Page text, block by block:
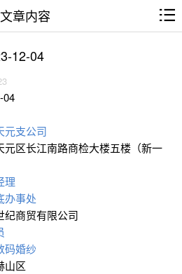
文章内容
12-04
04
元支公司
区长江南路商检大楼五楼（新一
理
办事处
纪商贸有限公司
码婚纱
山区